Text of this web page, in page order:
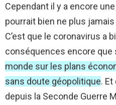
Cependant il y a encore
pourrait bien ne plus
C’est que le coronavirus a
conséquences encore que
monde sur les plans
sans doute géopolitique.
depuis la Seconde Guerre